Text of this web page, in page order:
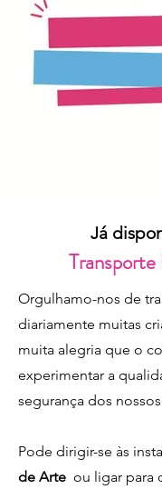
Já
Orgulhamo-nos de
diariamente muitas
muita alegria que o
experimentar a
segurança dos
Pode dirigir-se às
de Arte ou ligar para